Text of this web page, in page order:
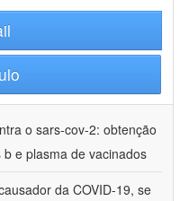
o sars-cov-2: obtenção
e plasma de vacinados
da COVID-19, se